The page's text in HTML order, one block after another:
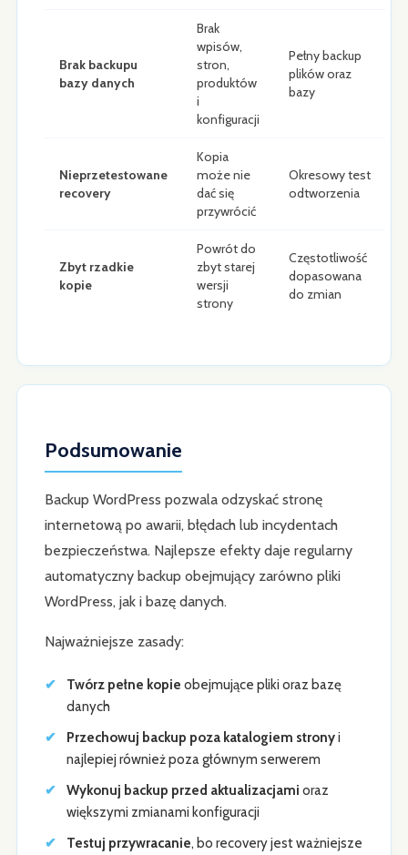
Brak backupu
bazy danych
Brak
wpisów,
stron,
produktów
i
konfiguracji
Pełny backup
plików oraz
bazy
Nieprzetestowane
recovery
Kopia
może nie
dać się
przywrócić
Okresowy test
odtworzenia
Zbyt rzadkie
kopie
Powrót do
zbyt starej
wersji
strony
Częstotliwość
dopasowana
do zmian
Podsumowanie
Backup WordPress pozwala odzyskać stronę
internetową po awarii, błędach lub incydentach
bezpieczeństwa. Najlepsze efekty daje regularny
automatyczny backup obejmujący zarówno pliki
WordPress, jak i bazę danych.
Najważniejsze zasady:
Twórz pełne kopie obejmujące pliki oraz bazę
danych
Przechowuj backup poza katalogiem stronyi
najlepiej również poza głównym serwerem
Wykonuj backup przed aktualizacjami oraz
większymi zmianami konfiguracji
Testuj przywracanie, bo recovery jest ważniejsze